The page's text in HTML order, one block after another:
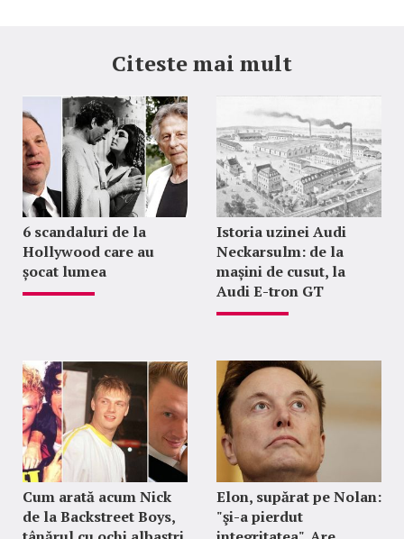
Citeste mai mult
6 scandaluri de la
Hollywood care au
șocat lumea
Istoria uzinei Audi
Neckarsulm: de la
mașini de cusut, la
Audi E-tron GT
Cum arată acum Nick
de la Backstreet Boys,
Elon, supărat pe Nolan:
"şi-a pierdut